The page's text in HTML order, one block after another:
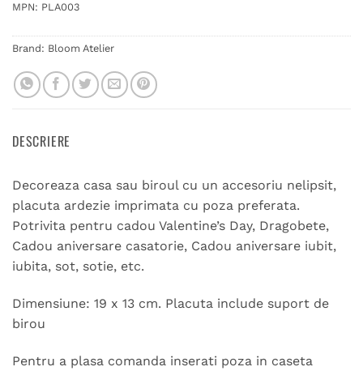
MPN: PLA003
Brand: Bloom Atelier
DESCRIERE
Decoreaza casa sau biroul cu un accesoriu nelipsit,
placuta ardezie imprimata cu poza preferata.
Potrivita pentru cadou Valentine’s Day, Dragobete,
Cadou aniversare casatorie, Cadou aniversare iubit,
iubita, sot, sotie, etc.
Dimensiune: 19 x 13 cm. Placuta include suport de
birou
Pentru a plasa comanda inserati poza in caseta